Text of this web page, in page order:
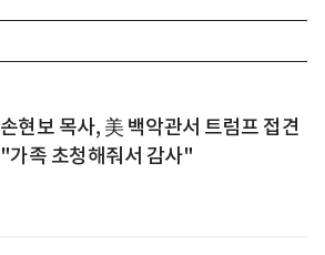
손현보 목사, 美 백악관서 트럼프 접견
"가족 초청해줘서 감사"